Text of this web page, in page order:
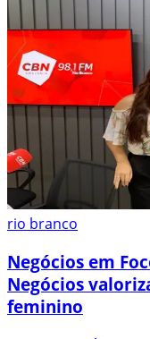
rio branco
Negócios em
Negócios
feminino